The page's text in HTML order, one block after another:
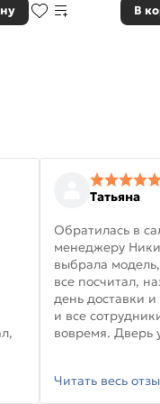
В
Татьяна
Обратилась в
менеджеру
выбрала
все посчитал,
день доставки и
и все
вовремя. Дверь
Читать весь